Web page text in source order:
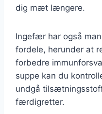
dig mæt længere.
Ingefær har også
fordele, herunder at
forbedre
suppe kan du
undgå
færdigretter.